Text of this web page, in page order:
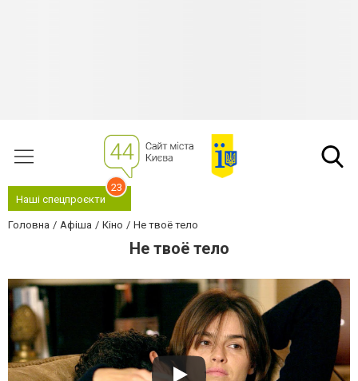
Наші спецпроєкти
23
Головна Афіша Кіно Не твоё тело
Не твоё тело